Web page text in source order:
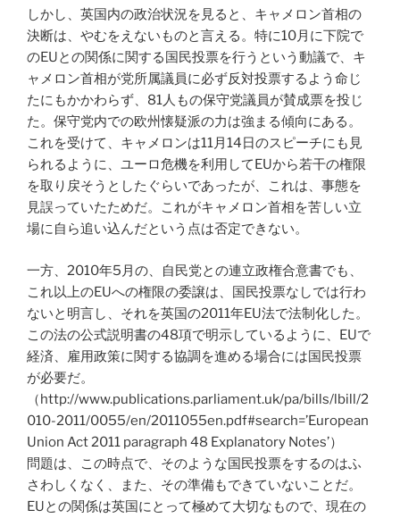
しかし、英国内の政治状況を見ると、キャメロン首相の
決断は、やむをえないものと言える。特に10月に下院で
のEUとの関係に関する国民投票を行うという動議で、キ
ャメロン首相が党所属議員に必ず反対投票するよう命じ
たにもかかわらず、81人もの保守党議員が賛成票を投じ
た。保守党内での欧州懐疑派の力は強まる傾向にある。
これを受けて、キャメロンは11月14日のスピーチにも見
られるように、ユーロ危機を利用してEUから若干の権限
を取り戻そうとしたぐらいであったが、これは、事態を
見誤っていたためだ。これがキャメロン首相を苦しい立
場に自ら追い込んだという点は否定できない。
一方、2010年5月の、自民党との連立政権合意書でも、
これ以上のEUへの権限の委譲は、国民投票なしでは行わ
ないと明言し、それを英国の2011年EU法で法制化した。
この法の公式説明書の48項で明示しているように、EUで
経済、雇用政策に関する協調を進める場合には国民投票
が必要だ。
（http://www.publications.parliament.uk/pa/bills/lbill/2
010-2011/0055/en/2011055en.pdf#search=’European
Union Act 2011 paragraph 48 Explanatory Notes’）
問題は、この時点で、そのような国民投票をするのはふ
さわしくなく、また、その準備もできていないことだ。
EUとの関係は英国にとって極めて大切なもので、現在の